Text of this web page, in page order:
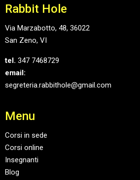
Rabbit Hole
Via Marzabotto, 48, 36022
San Zeno, VI
tel. 347 7468729
email:
segreteria.rabbithole@gmail.com
Menu
Corsi in sede
Corsi online
Insegnanti
Blog